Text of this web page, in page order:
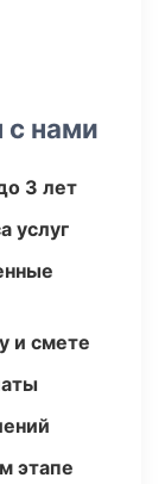
нами
3 лет
услуг
и смете
этапе